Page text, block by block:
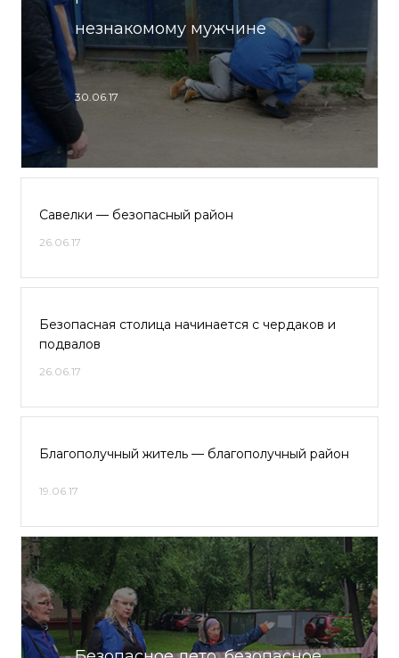
незнакомому мужчине
30.06.17
Савелки — безопасный район
26.06.17
Безопасная столица начинается с чердаков и
подвалов
26.06.17
Благополучный житель — благополучный район
19.06.17